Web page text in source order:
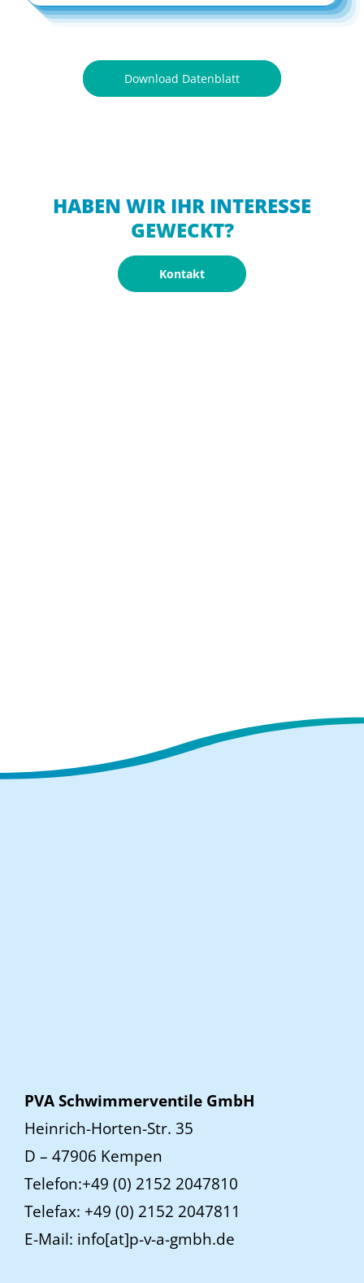
Download Datenblatt
HABEN WIR IHR INTERESSE
GEWECKT?
Kontakt
PVA Schwimmerventile GmbH
Heinrich-Horten-Str. 35
D – 47906 Kempen
Telefon:+49 (0) 2152 2047810
Telefax: +49 (0) 2152 2047811
E-Mail: info[at]p-v-a-gmbh.de